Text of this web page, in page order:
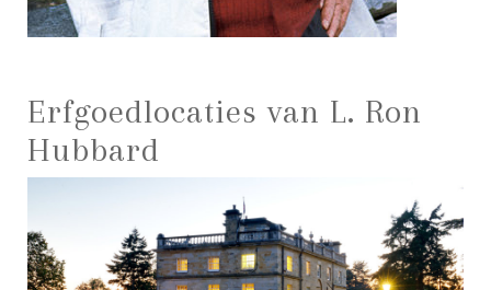
Erfgoedlocaties van L. Ron
Hubbard